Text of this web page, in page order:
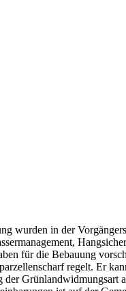
wurden in der
für die Bebauung
regelt. Er
Grünlandwidmungsart